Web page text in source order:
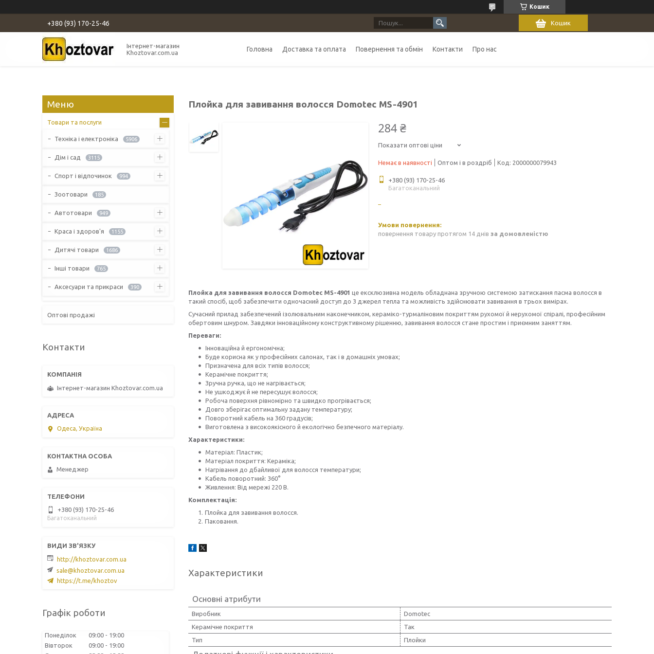
Кошик
+380 (93) 170-25-46 Кошик
Інтернет-магазин
Khoztovar.com.ua
Головна Доставка та оплата Повернення та обмін Контакти Про нас
Плойка для завивання волосся Domotec MS-4901
284 ₴
Показати оптові ціни
Немає в наявності Оптом і в роздріб Код: 2000000079943
+380 (93) 170-25-46
Багатоканальний
повернення товару протягом 14 днів за домовленістю
Плойка для завивання волосся Domotec MS-4901 це ексклюзивна модель обладнана зручною системою затискання пасма волосся в
такий спосіб, щоб забезпечити одночасний доступ до 3 джерел тепла та можливість здійснювати завивання в трьох вимірах.
Сучасний прилад забезпечений ізолювальним наконечником, кераміко-турмаліновим покриттям рухомої й нерухомої спіралі, професійним
обертовим шнуром. Завдяки інноваційному конструктивному рішенню, завивання волосся стане простим і приємним заняттям.
Переваги:
Інноваційна й ергономічна;
Буде корисна як у професійних салонах, так і в домашніх умовах;
Призначена для всіх типів волосся;
Керамічне покриття;
Зручна ручка, що не нагрівається;
Не ушкоджує й не пересушує волосся;
Робоча поверхня рівномірно та швидко прогрівається;
Довго зберігає оптимальну задану температуру;
Поворотний кабель на 360 градусів;
Виготовлена з високоякісного й екологічно безпечного матеріалу.
Характеристики:
Матеріал: Пластик;
Матеріал покриття: Кераміка;
Нагрівання до дбайливої для волосся температури;
Кабель поворотний: 360°
Живлення: Від мережі 220 В.
Комплектація:
Плойка для завивання волосся.
Паковання.
Характеристики
Основні атрибути
Виробник
Domotec
Керамічне покриття
Так
Тип
Плойки
Товари та послуги
Техніка і електроніка 5906
Дім і сад 3115
Спорт і відпочинок 994
Зоотовари 185
Автотовари 949
Краса і здоров'я 1155
Дитячі товари 1686
Інші товари 765
Аксесуари та прикраси 390
Оптові продажі
Контакти
Інтернет-магазин Khoztovar.com.ua
Одеса, Україна
Менеджер
+380 (93) 170-25-46
Багатоканальний
http://khoztovar.com.ua
sale@khoztovar.com.ua
https://t.me/khoztov
Графік роботи
Понеділок 09:00
19:00
Вівторок
09:00
19:00